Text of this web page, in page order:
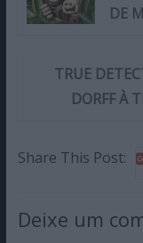
DE
TRUE
DORFF À
Share This Post:
Deixe um